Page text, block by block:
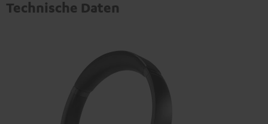
Technische Daten